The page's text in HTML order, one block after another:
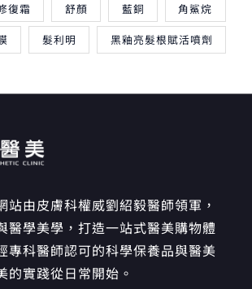
復霜 舒顏 藍銅 角鯊烷
髮利明 黑釉亮髮根賦活噴劑
站由皮膚科權威劉紹毅醫師領軍，
醫學美學，打造一站式醫美購物體
專科醫師認可的科學保養品與醫美
的實踐從日常開始。